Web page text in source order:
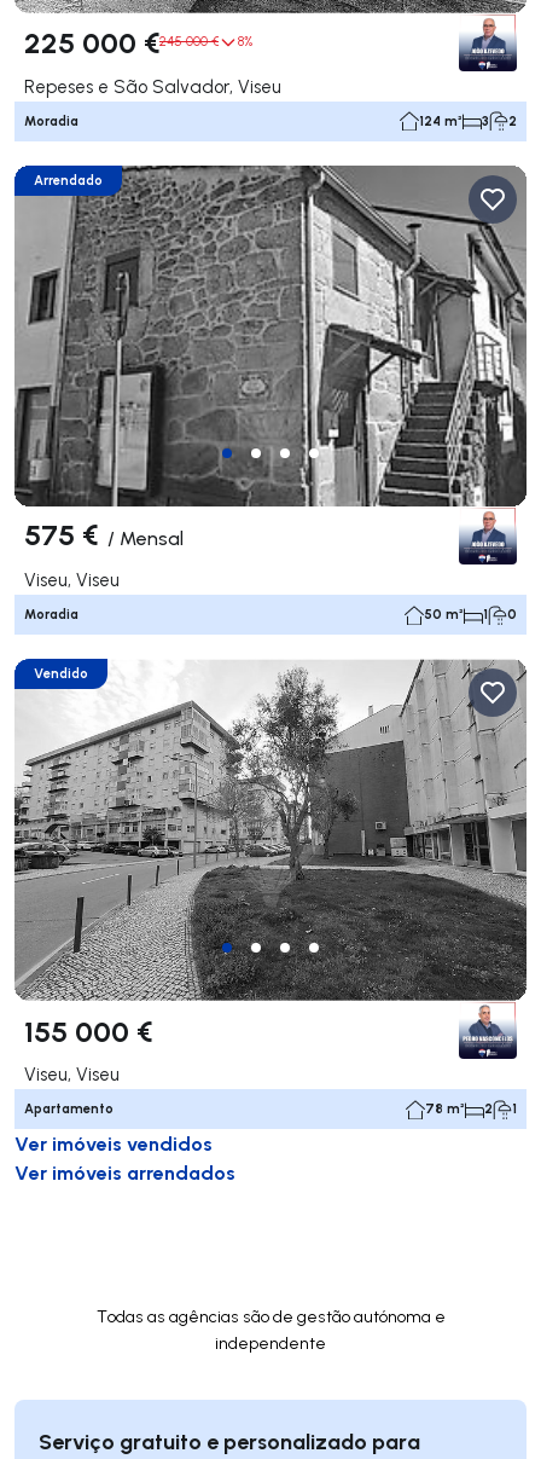
225 000 €245 000 € 8%
Repeses e São Salvador, Viseu
Moradia 124 m² 3 2
Arrendado
575 € / Mensal
Viseu, Viseu
Moradia 50 m² 1 0
Vendido
155 000 €
Viseu, Viseu
Apartamento 78 m² 2 1
Ver imóveis vendidos
Ver imóveis arrendados
Todas as agências são de gestão autónoma e
independente
Serviço gratuito e personalizado para